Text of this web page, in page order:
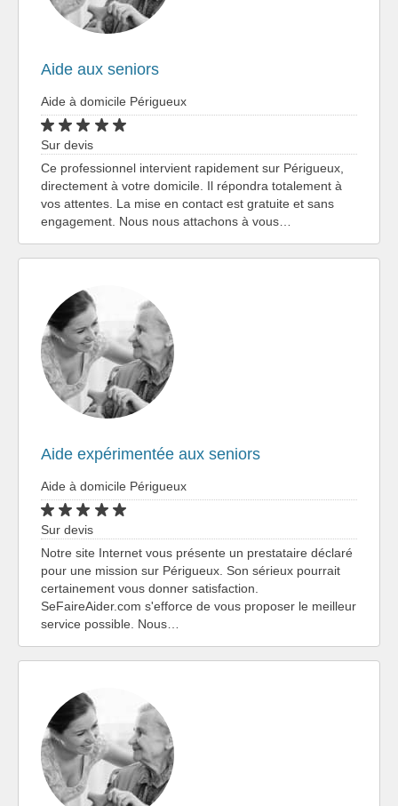
Aide aux seniors
Aide à domicile Périgueux
Sur devis
Ce professionnel intervient rapidement sur Périgueux,
directement à votre domicile. Il répondra totalement à
vos attentes. La mise en contact est gratuite et sans
engagement. Nous nous attachons à vous…
Aide expérimentée aux seniors
Aide à domicile Périgueux
Sur devis
Notre site Internet vous présente un prestataire déclaré
pour une mission sur Périgueux. Son sérieux pourrait
certainement vous donner satisfaction.
SeFaireAider.com s'efforce de vous proposer le meilleur
service possible. Nous…